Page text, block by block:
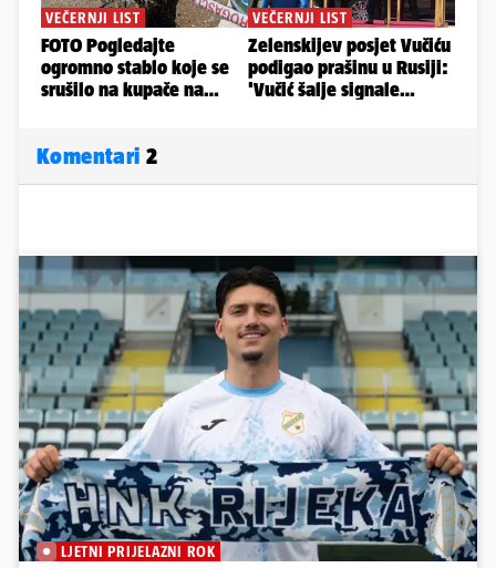
Komentari 2
LJETNI PRIJELAZNI ROK